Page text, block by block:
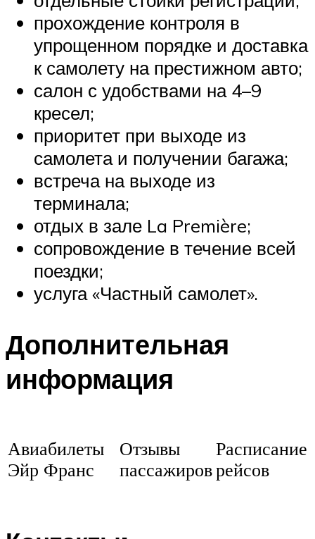
прохождение контроля в
упрощенном порядке и доставка
к самолету на престижном авто;
салон с удобствами на 4–9
кресел;
приоритет при выходе из
самолета и получении багажа;
встреча на выходе из
терминала;
отдых в зале La Première;
сопровождение в течение всей
поездки;
услуга «Частный самолет».
Дополнительная
информация
Авиабилеты
Эйр Франс
Отзывы
пассажиров
Расписание
рейсов